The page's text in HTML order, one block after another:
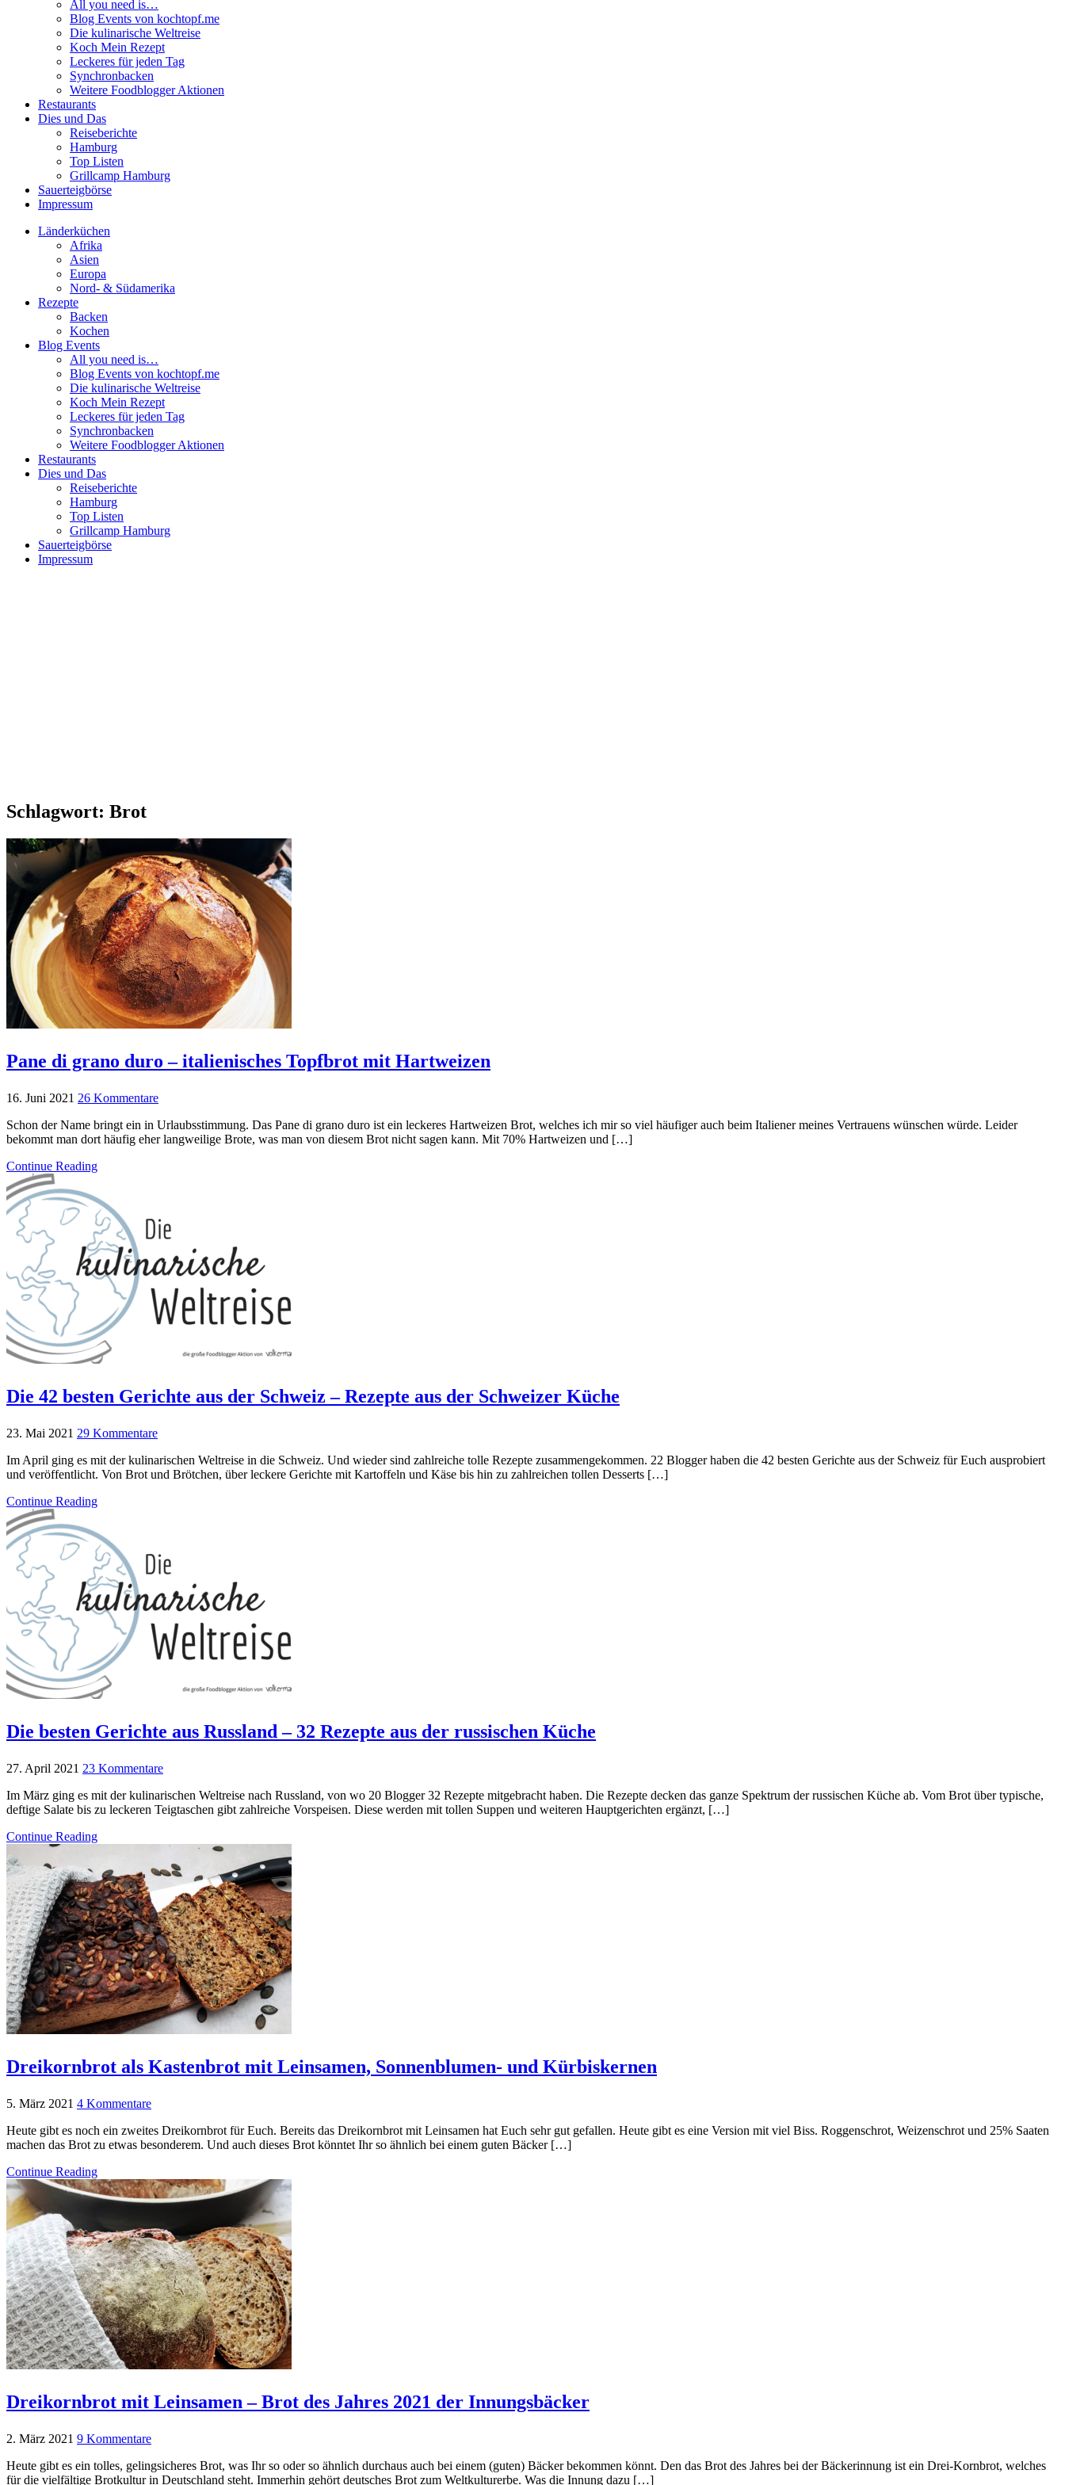
All you need is…
Blog Events von kochtopf.me
Die kulinarische Weltreise
Koch Mein Rezept
Leckeres für jeden Tag
Synchronbacken
Weitere Foodblogger Aktionen
Restaurants
Dies und Das
Reiseberichte
Hamburg
Top Listen
Grillcamp Hamburg
Sauerteigbörse
Impressum
Länderküchen
Afrika
Asien
Europa
Nord- & Südamerika
Rezepte
Backen
Kochen
Blog Events
All you need is…
Blog Events von kochtopf.me
Die kulinarische Weltreise
Koch Mein Rezept
Leckeres für jeden Tag
Synchronbacken
Weitere Foodblogger Aktionen
Restaurants
Dies und Das
Reiseberichte
Hamburg
Top Listen
Grillcamp Hamburg
Sauerteigbörse
Impressum
Schlagwort: Brot
Pane di grano duro – italienisches Topfbrot mit Hartweizen
16. Juni 2021 26 Kommentare
Schon der Name bringt ein in Urlaubsstimmung. Das Pane di grano duro ist ein leckeres Hartweizen Brot, welches ich mir so viel häufiger auch beim Italiener meines Vertrauens wünschen würde. Leider
bekommt man dort häufig eher langweilige Brote, was man von diesem Brot nicht sagen kann. Mit 70% Hartweizen und […]
Continue Reading
Die 42 besten Gerichte aus der Schweiz – Rezepte aus der Schweizer Küche
23. Mai 2021 29 Kommentare
Im April ging es mit der kulinarischen Weltreise in die Schweiz. Und wieder sind zahlreiche tolle Rezepte zusammengekommen. 22 Blogger haben die 42 besten Gerichte aus der Schweiz für Euch ausprobiert
und veröffentlicht. Von Brot und Brötchen, über leckere Gerichte mit Kartoffeln und Käse bis hin zu zahlreichen tollen Desserts […]
Continue Reading
Die besten Gerichte aus Russland – 32 Rezepte aus der russischen Küche
27. April 2021 23 Kommentare
Im März ging es mit der kulinarischen Weltreise nach Russland, von wo 20 Blogger 32 Rezepte mitgebracht haben. Die Rezepte decken das ganze Spektrum der russischen Küche ab. Vom Brot über typische,
deftige Salate bis zu leckeren Teigtaschen gibt zahlreiche Vorspeisen. Diese werden mit tollen Suppen und weiteren Hauptgerichten ergänzt, […]
Continue Reading
Dreikornbrot als Kastenbrot mit Leinsamen, Sonnenblumen- und Kürbiskernen
5. März 2021 4 Kommentare
Heute gibt es noch ein zweites Dreikornbrot für Euch. Bereits das Dreikornbrot mit Leinsamen hat Euch sehr gut gefallen. Heute gibt es eine Version mit viel Biss. Roggenschrot, Weizenschrot und 25% Saaten
machen das Brot zu etwas besonderem. Und auch dieses Brot könntet Ihr so ähnlich bei einem guten Bäcker […]
Continue Reading
Dreikornbrot mit Leinsamen – Brot des Jahres 2021 der Innungsbäcker
2. März 2021 9 Kommentare
Heute gibt es ein tolles, gelingsicheres Brot, was Ihr so oder so ähnlich durchaus auch bei einem (guten) Bäcker bekommen könnt. Den das Brot des Jahres bei der Bäckerinnung ist ein Drei-Kornbrot, welches
für die vielfältige Brotkultur in Deutschland steht. Immerhin gehört deutsches Brot zum Weltkulturerbe. Was die Innung dazu […]